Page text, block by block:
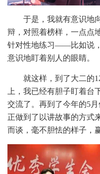
于是，我就有意识地
辩，对照着榜样，一点点
针对性地练习——比如说
意识地盯着别人的眼睛。
就这样，到了大二的
上，我已经有胆子盯着台
交流了。再到了今年的5
正做到了以讲故事的方式
而谈，毫不胆怯的样子，